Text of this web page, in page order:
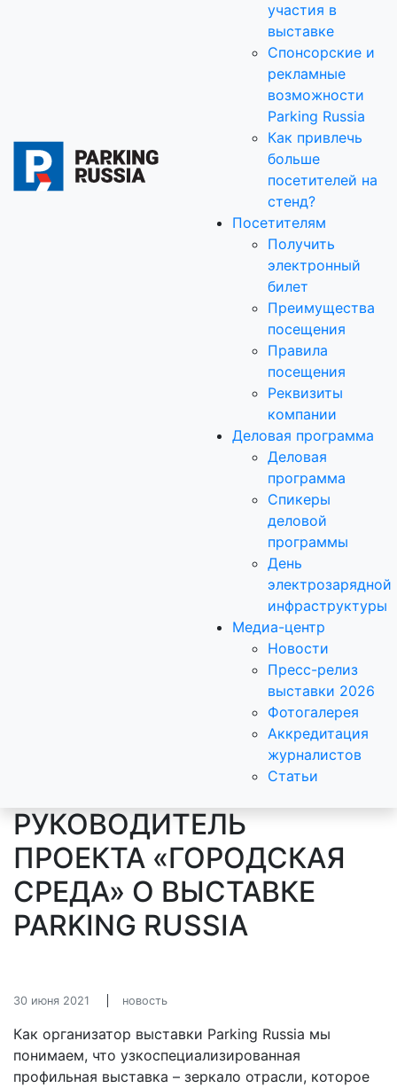
участия в
выставке
Спонсорские и
рекламные
возможности
Parking Russia
Как привлечь
больше
посетителей на
стенд?
Посетителям
Получить
электронный
билет
Преимущества
посещения
Правила
посещения
Реквизиты
компании
Деловая программа
Деловая
программа
Спикеры
деловой
программы
День
электрозарядной
инфраструктуры
Медиа-центр
Новости
Пресс-релиз
выставки 2026
Фотогалерея
Аккредитация
журналистов
Статьи
РУКОВОДИТЕЛЬ
ПРОЕКТА «ГОРОДСКАЯ
СРЕДА» О ВЫСТАВКЕ
PARKING RUSSIA
30 июня 2021 новость
Как организатор выставки Parking Russia мы
понимаем, что узкоспециализированная
профильная выставка – зеркало отрасли, которое